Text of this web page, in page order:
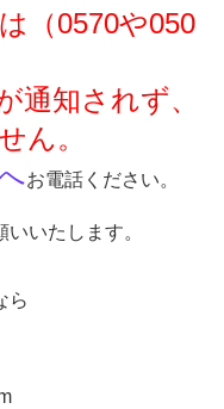
（0570や050
通知されず、
ん。
お電話ください。
いたします。
ら